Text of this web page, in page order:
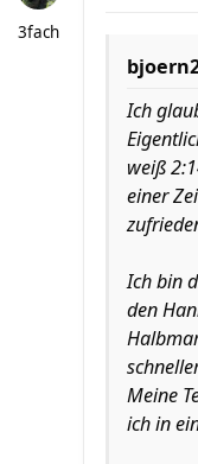
3fach
Ich
weiß
einer
Ich bin
den
Meine
ich in